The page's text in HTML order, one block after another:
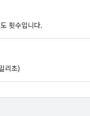
횟수입니다.
리초)